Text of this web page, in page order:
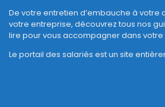
De votre entretien d’embauche à votre
votre entreprise, découvrez tous nos
lire pour vous accompagner dans
Le portail des salariés est un site